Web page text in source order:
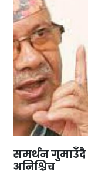
समर्थन गुमाउँदै
अनिश्चिच